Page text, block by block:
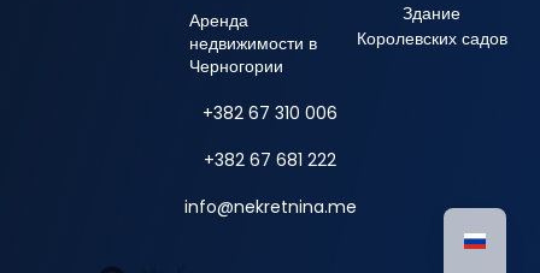
Аренда
недвижимости в
Черногории
+382 67 310 006
+382 67 681 222
info@nekretnina.me
Здание
Королевских садов